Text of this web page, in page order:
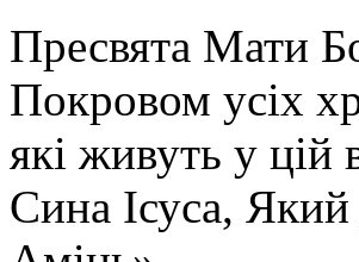
Пресвята Мати
Покровом усіх
які живуть у цій
Сина Ісуса,